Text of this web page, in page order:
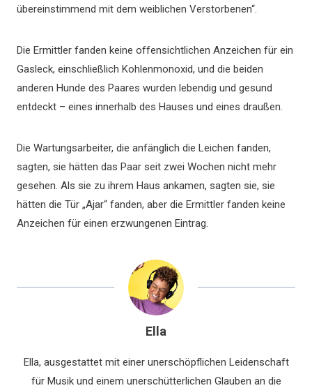
übereinstimmend mit dem weiblichen Verstorbenen“.
Die Ermittler fanden keine offensichtlichen Anzeichen für ein
Gasleck, einschließlich Kohlenmonoxid, und die beiden
anderen Hunde des Paares wurden lebendig und gesund
entdeckt – eines innerhalb des Hauses und eines draußen.
Die Wartungsarbeiter, die anfänglich die Leichen fanden,
sagten, sie hätten das Paar seit zwei Wochen nicht mehr
gesehen. Als sie zu ihrem Haus ankamen, sagten sie, sie
hätten die Tür „Ajar“ fanden, aber die Ermittler fanden keine
Anzeichen für einen erzwungenen Eintrag.
Ella
Ella, ausgestattet mit einer unerschöpflichen Leidenschaft
für Musik und einem unerschütterlichen Glauben an die